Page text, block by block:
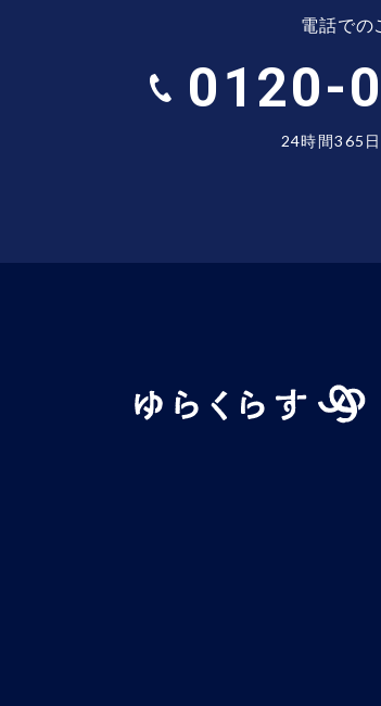
電話での
0120-
24時間365